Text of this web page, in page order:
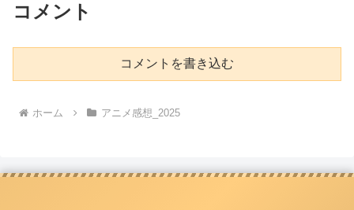
コメント
コメントを書き込む
ホーム アニメ感想_2025